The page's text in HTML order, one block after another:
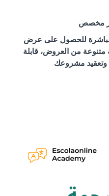
مخصص
للحصول على عرض
من العروض، قابلة
مشروعك